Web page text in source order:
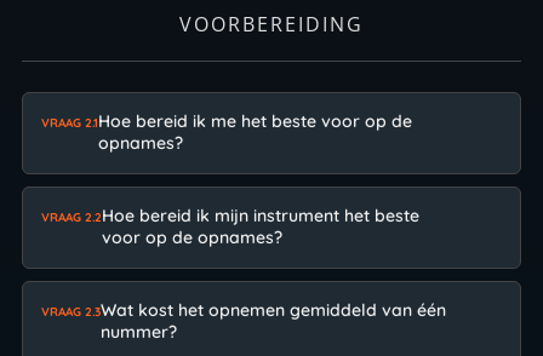
VOORBEREIDING
VRAAG 2.1Hoe bereid ik me het beste voor op de
opnames?
VRAAG 2.2Hoe bereid ik mijn instrument het beste
voor op de opnames?
VRAAG 2.3Wat kost het opnemen gemiddeld van één
nummer?